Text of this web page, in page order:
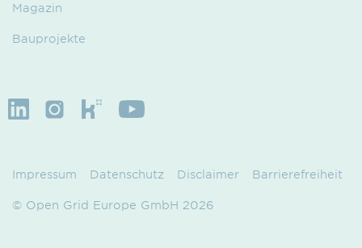
Magazin
Bauprojekte
Impressum Datenschutz Disclaimer Barrierefreiheit
© Open Grid Europe GmbH 2026